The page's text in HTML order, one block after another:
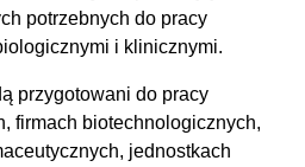
potrzebnych do pracy
i klinicznymi.
przygotowani do pracy
firmach biotechnologicznych,
jednostkach